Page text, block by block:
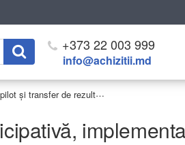
+373 22 003 999
info@achizitii.md
Servicii de dezvoltare a capacităților, co-creare participativă, implementare pilot și transfer de rezultate